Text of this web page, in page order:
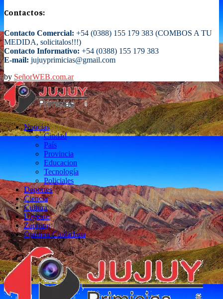
Contactos:
Contacto Comercial: +54 (0388) 155 179 383 (COMBOS A TU
MEDIDA, solicitalos!!!)
Contacto Informativo: +54 (0388) 155 179 383
E-mail: jujuyprimicias@gmail.com
by SeñorWEB.com.ar
Facebook
Twitter
Instagram
Email
Noticias
Ciudad
País
Provincia
Educacion
Tecnología
Policiales
Deportes
Ciencia
Cultura
Urgente
Zapping
Opinion Ciudadana